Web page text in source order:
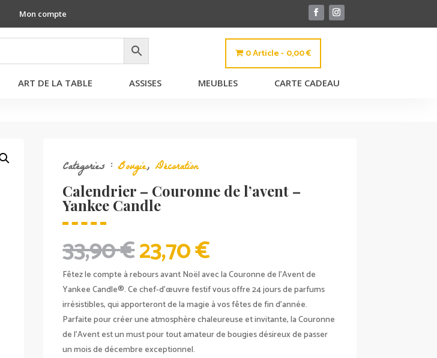
Mon compte
0 Article 0,00 €
ART DE LA TABLE ASSISES MEUBLES CARTE CADEAU
Catégories :Bougie,Décoration
Calendrier – Couronne de l’avent –
Yankee Candle
33,90€LE
PRIX
INITIAL
ÉTAIT :
33,90 €.
23,70€LE
PRIX
ACTUEL
EST :
23,70 €.
Fêtez le compte à rebours avant Noël avec la Couronne de l’Avent de
Yankee Candle®. Ce chef-d’œuvre festif vous offre 24 jours de parfums
irrésistibles, qui apporteront de la magie à vos fêtes de fin d’année.
Parfaite pour créer une atmosphère chaleureuse et invitante, la Couronne
de l’Avent est un must pour tout amateur de bougies désireux de passer
un mois de décembre exceptionnel.